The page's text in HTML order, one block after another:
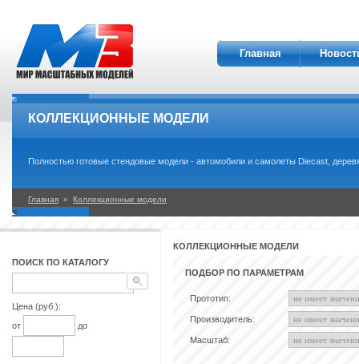
Главная
КОЛЛЕКЦИОННЫЕ МОДЕЛИ
Полностью готовые стендовые модели - автомобили и самолеты Diecast,
Главная » Коллекционные модели
ПОИСК ПО КАТАЛОГУ
Цена (руб.):
от
до
КОЛЛЕКЦИОННЫЕ МОДЕЛИ
ПОДБОР ПО ПАРАМЕТРАМ
Прототип:
Производитель:
Масштаб: